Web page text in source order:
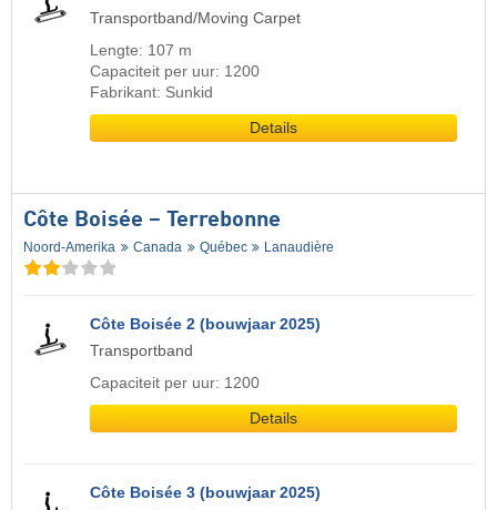
Transportband/Moving Carpet
Lengte: 107 m
Capaciteit per uur: 1200
Fabrikant: Sunkid
Details
Côte Boisée – Terrebonne
Noord-Amerika Canada Québec Lanaudière
Côte Boisée 2 (bouwjaar 2025)
Transportband
Capaciteit per uur: 1200
Details
Côte Boisée 3 (bouwjaar 2025)